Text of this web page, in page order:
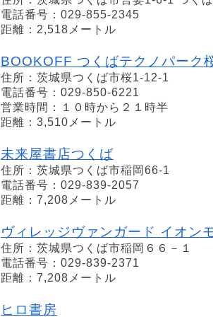
電話番号：029-855-2345
距離：2,518メートル
BOOKOFF つくばテクノパーク
住所：茨城県つくば市桜1-12-1
電話番号：029-850-6221
営業時間：１０時から２１時半
距離：3,510メートル
未来屋書店つくば
住所：茨城県つくば市稲岡66-1
電話番号：029-839-2057
距離：7,208メートル
ヴィレッジヴァンガード イオン
住所：茨城県つくば市稲岡６６－１
電話番号：029-839-2371
距離：7,208メートル
ヒロ書房